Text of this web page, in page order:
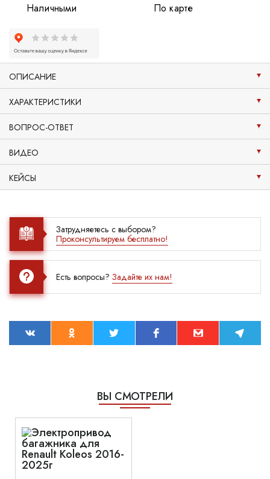
Наличными По карте
ОПИСАНИЕ
ХАРАКТЕРИСТИКИ
ВОПРОС-ОТВЕТ
ВИДЕО
КЕЙСЫ
Затрудняетесь с выбором?
Проконсультируем бесплатно!
Есть вопросы? Задайте их нам!
ВЫ СМОТРЕЛИ